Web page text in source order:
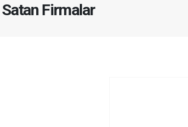
Firmalar